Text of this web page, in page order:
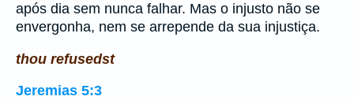
após dia sem nunca falhar. Mas o injusto não se
envergonha, nem se arrepende da sua injustiça.
thou refusedst
Jeremias 5:3